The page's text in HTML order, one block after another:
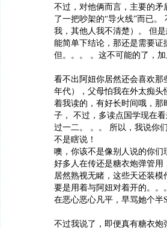
不过，对他俩而言，主要的
了一把吵架的“导火线”而已
我，其他人我不清楚）。 但
能简单下结论，那还是需要
但。。。 。这不可能的了，
看不出阿妞你居然还会喜欢
年代），父母怕我在外太痴
着我读的，有好长时间哦，
子， 不过，多读点国学现在
过一二。 。。 所以，我说你
不是瞎说！
噢，你该不是像别人说的你们
好多人在传还是糖衣炮弹管用
居然熟视无睹，这些天还装
要是用着与阿妞对着开的。
在恶心恶心凡平，早骂她个半
不过我说了，即便真有糖衣